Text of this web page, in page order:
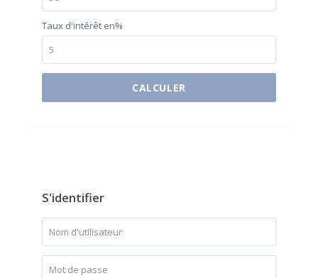
Taux d'intérêt en%
CALCULER
$500 / month
S'identifier